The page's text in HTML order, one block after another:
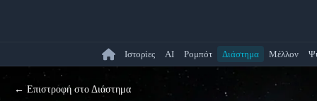
Ιστορίες AI Ρομπότ Διάστημα Μέλλον
← Επιστροφή στο Διάστημα